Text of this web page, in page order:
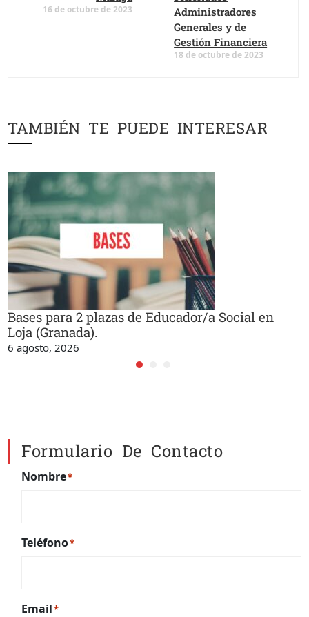
16 de octubre de 2023
Administradores
Generales y de
Gestión Financiera
18 de octubre de 2023
TAMBIÉN TE PUEDE INTERESAR
Bases para 2 plazas de Educador/a Social en
Loja (Granada).
6 agosto, 2026
Formulario De Contacto
Nombre*
Teléfono*
Email*